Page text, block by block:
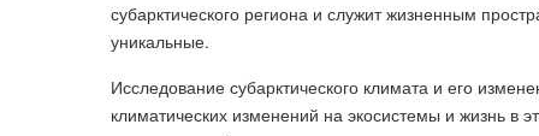
субарктического региона и служит жизненным
уникальные.
Исследование субарктического климата и его
климатических изменений на экосистемы и жизнь в